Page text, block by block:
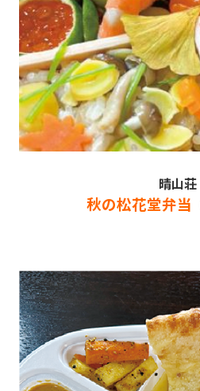
晴山荘
秋の松花堂弁当